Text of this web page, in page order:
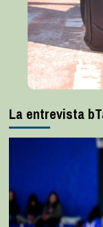
La entrevista